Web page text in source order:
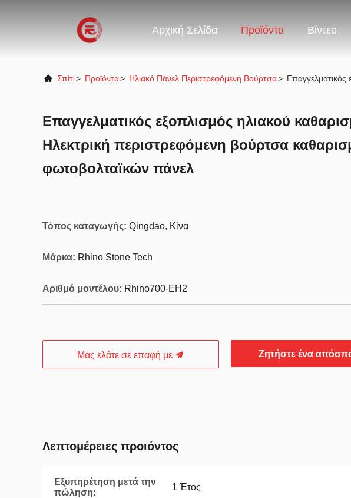
Αρχική Σελίδα Προϊόντα Βίντεο
Σπίτι> Προϊόντα> Ηλιακό Πάνελ Περιστρεφόμενη Βούρτσα> Επαγγελματικός
Επαγγελματικός εξοπλισμός ηλιακού
Ηλεκτρική περιστρεφόμενη βούρτσα
φωτοβολταϊκών πάνελ
Τόπος καταγωγής: Qingdao, Κίνα
Μάρκα: Rhino Stone Tech
Αριθμό μοντέλου: Rhino700-EH2
Μας ελάτε σε επαφή με Ζητήστε ένα
Λεπτομέρειες προιόντος
Εξυπηρέτηση μετά την
πώληση:
1 Έτος